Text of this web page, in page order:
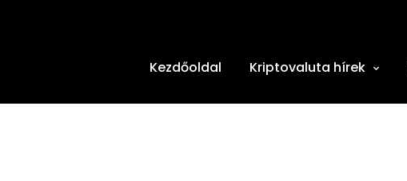
Kezdőoldal Kriptovaluta hírek